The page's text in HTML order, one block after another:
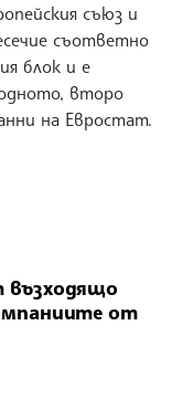
съюз и
съответно
блок и е
второ
на Евростат.
възходящо
от